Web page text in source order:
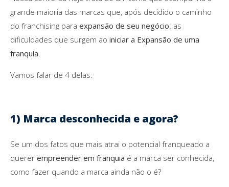
grande maioria das marcas que, após decidido o caminho
do franchising para expansão de seu negócio: as
dificuldades que surgem ao iniciar a Expansão de uma
franquia.
Vamos falar de 4 delas:
1) Marca desconhecida e agora?
Se um dos fatos que mais atrai o potencial franqueado a
querer empreender em franquia é a marca ser conhecida,
como fazer quando a marca ainda não o é?